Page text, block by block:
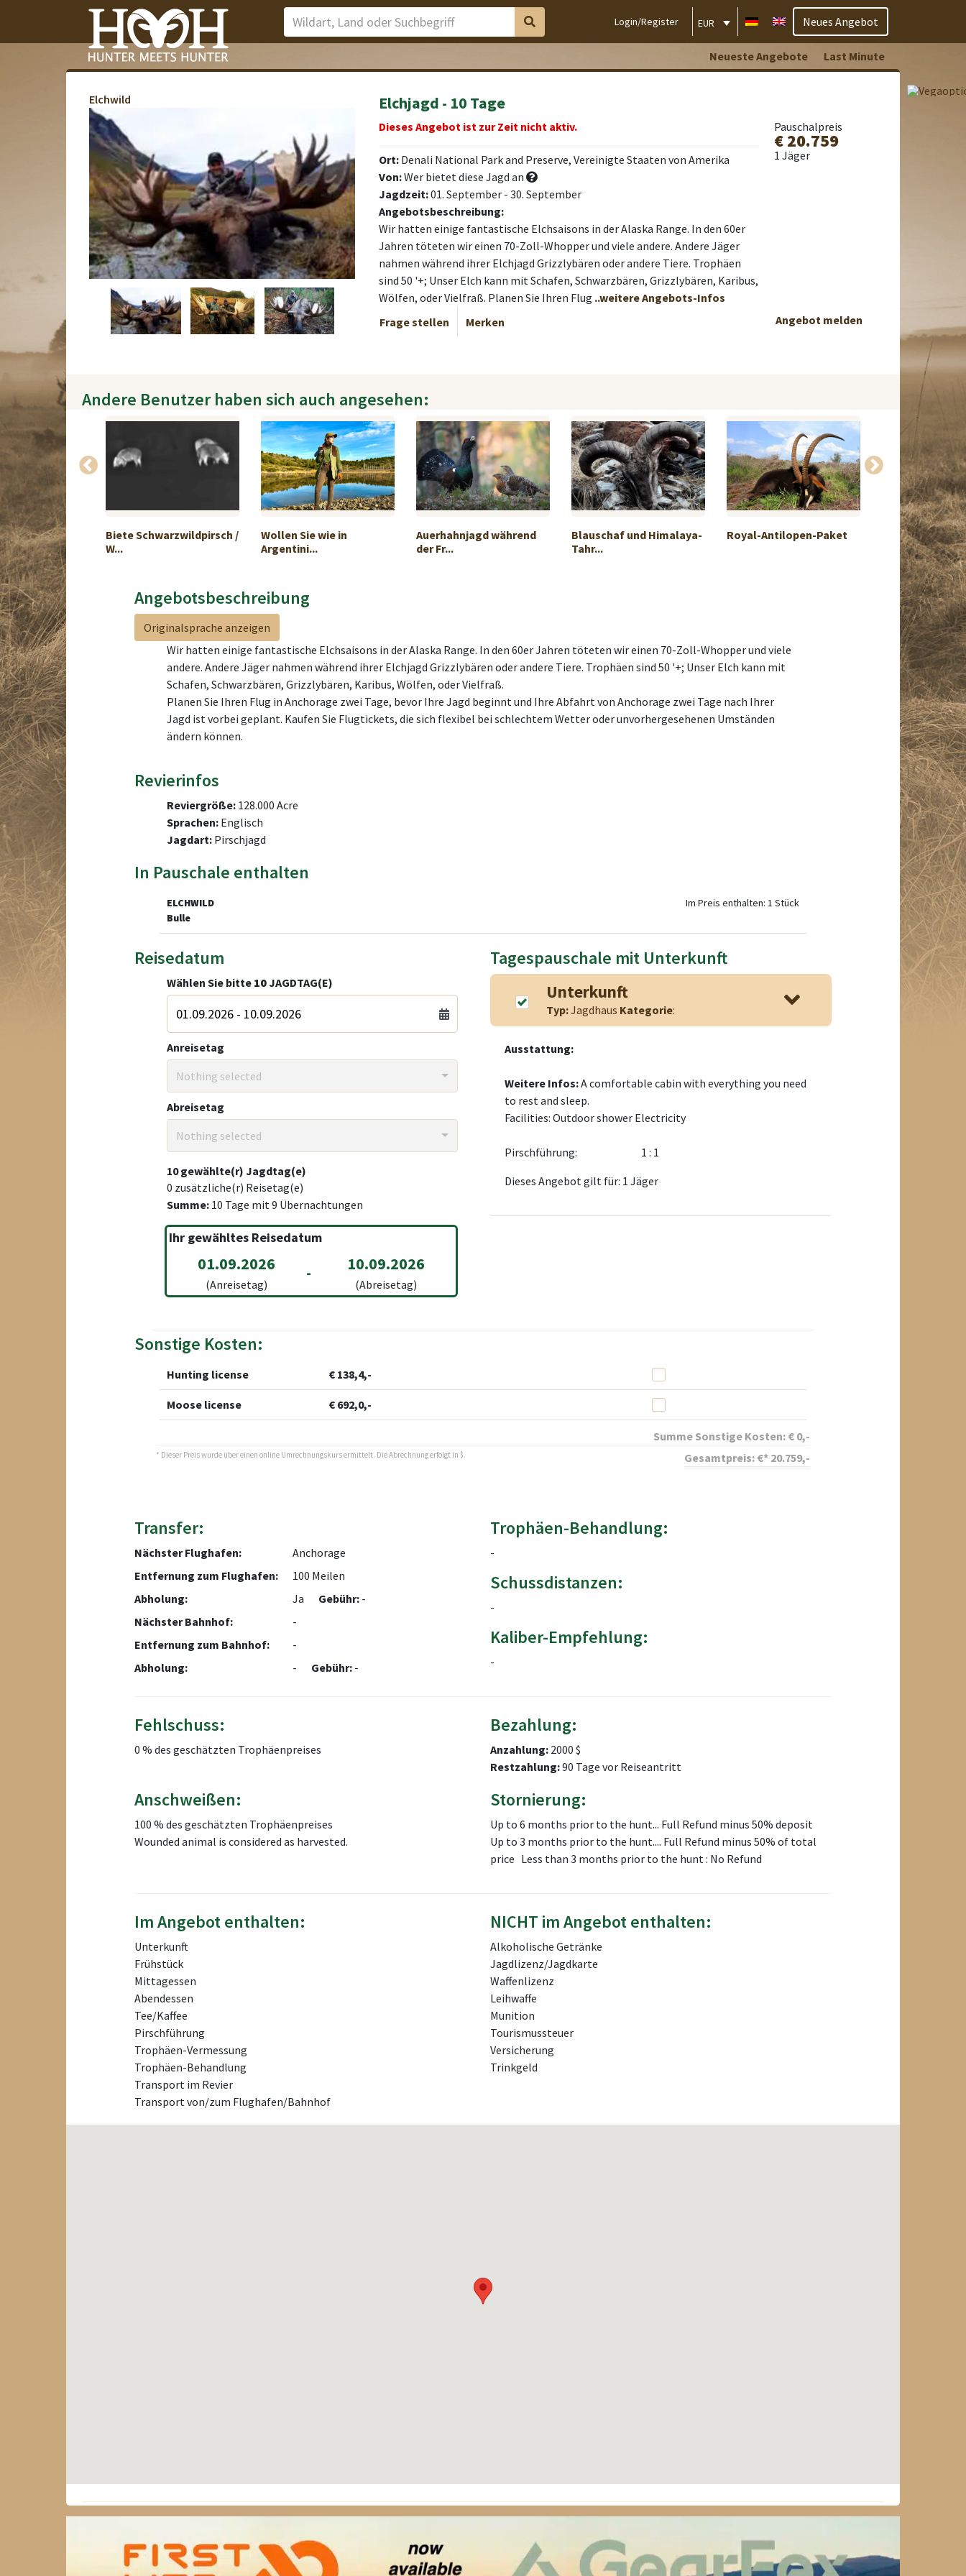
Login/Register EUR Neues Angebot
Neueste Angebote Last Minute
Elchwild Elchjagd - 10 Tage
Dieses Angebot ist zur Zeit nicht aktiv.
Ort: Denali National Park and Preserve, Vereinigte Staaten von Amerika
Von:Wer bietet diese Jagd an
Jagdzeit:01. September - 30. September
Angebotsbeschreibung:
Wir hatten einige fantastische Elchsaisons in der Alaska Range. In den 60er
Jahren töteten wir einen 70-Zoll-Whopper und viele andere. Andere Jäger
nahmen während ihrer Elchjagd Grizzlybären oder andere Tiere. Trophäen
sind 50 '+; Unser Elch kann mit Schafen, Schwarzbären, Grizzlybären, Karibus,
Wölfen, oder Vielfraß. Planen Sie Ihren Flug ..weitere Angebots-Infos
Frage stellen
Merken
Pauschalpreis
€ 20.759
1 Jäger
Angebot melden
Andere Benutzer haben sich auch angesehen:
in
Biete Schwarzwildpirsch /
W...
Wollen Sie wie in
Argentini...
Auerhahnjagd während
der Fr...
Blauschaf und Himalaya-
Tahr...
Royal-Antilopen-Paket „Kudu Focus“-
Angebotsbeschreibung
Originalsprache anzeigen
Wir hatten einige fantastische Elchsaisons in der Alaska Range. In den 60er Jahren töteten wir einen 70-Zoll-Whopper und viele
andere. Andere Jäger nahmen während ihrer Elchjagd Grizzlybären oder andere Tiere. Trophäen sind 50 '+; Unser Elch kann mit
Schafen, Schwarzbären, Grizzlybären, Karibus, Wölfen, oder Vielfraß.
Planen Sie Ihren Flug in Anchorage zwei Tage, bevor Ihre Jagd beginnt und Ihre Abfahrt von Anchorage zwei Tage nach Ihrer
Jagd ist vorbei geplant. Kaufen Sie Flugtickets, die sich flexibel bei schlechtem Wetter oder unvorhergesehenen Umständen
ändern können.
Revierinfos
Reviergröße: 128.000 Acre
Sprachen: Englisch
Jagdart: Pirschjagd
In Pauschale enthalten
ELCHWILD
Bulle
Im Preis enthalten: 1 Stück
Reisedatum
Wählen Sie bitte 10JAGDTAG(E)
Anreisetag
Nothing selected
Abreisetag
Nothing selected
10gewählte(r) Jagdtag(e)
0 zusätzliche(r) Reisetag(e)
Summe: 10 Tage mit9 Übernachtungen
Ihr gewähltes Reisedatum
01.09.2026
(Anreisetag)
- 10.09.2026
(Abreisetag)
Tagespauschale mit Unterkunft
Unterkunft
Typ:Jagdhaus Kategorie:
Ausstattung:
Weitere Infos:A comfortable cabin with everything you need
to rest and sleep.
Facilities: Outdoor shower Electricity
Pirschführung:
1 : 1
Dieses Angebot gilt für: 1 Jäger
Sonstige Kosten:
Hunting license € 138,4,-
Moose license € 692,0,-
Summe Sonstige Kosten: € 0,-
Gesamtpreis: €* 20.759,-
* Dieser Preis wurde über einen online Umrechnungskurs ermittelt. Die Abrechnung erfolgt in $.
Transfer:
Nächster Flughafen:
Anchorage
Entfernung zum Flughafen:
100 Meilen
Abholung:
Ja Gebühr: -
Nächster Bahnhof:
-
Entfernung zum Bahnhof:
-
Abholung:
- Gebühr: -
Trophäen-Behandlung:
-
Schussdistanzen:
-
Kaliber-Empfehlung:
-
Fehlschuss:
0 % des geschätzten Trophäenpreises
Bezahlung:
Anzahlung: 2000 $
Restzahlung:90 Tage vor Reiseantritt
Anschweißen:
100 % des geschätzten Trophäenpreises
Wounded animal is considered as harvested.
Stornierung:
Up to 6 months prior to the hunt... Full Refund minus 50% deposit
Up to 3 months prior to the hunt.... Full Refund minus 50% of total
price Less than 3 months prior to the hunt : No Refund
Im Angebot enthalten:
Unterkunft
Frühstück
Mittagessen
Abendessen
Tee/Kaffee
Pirschführung
Trophäen-Vermessung
Trophäen-Behandlung
Transport im Revier
Transport von/zum Flughafen/Bahnhof
NICHT im Angebot enthalten:
Alkoholische Getränke
Jagdlizenz/Jagdkarte
Waffenlizenz
Leihwaffe
Munition
Tourismussteuer
Versicherung
Trinkgeld